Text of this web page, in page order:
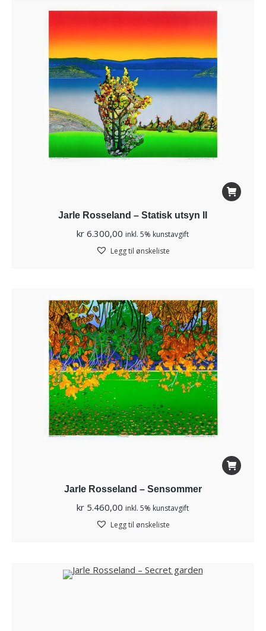
Jarle Rosseland – Statisk utsyn II
kr 6.300,00 inkl. 5% kunstavgift
Legg til ønskeliste
Jarle Rosseland – Sensommer
kr 5.460,00 inkl. 5% kunstavgift
Legg til ønskeliste